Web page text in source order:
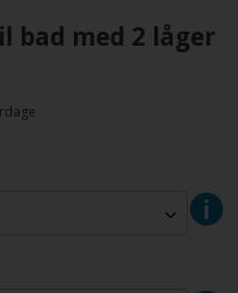
bad med 2 låger